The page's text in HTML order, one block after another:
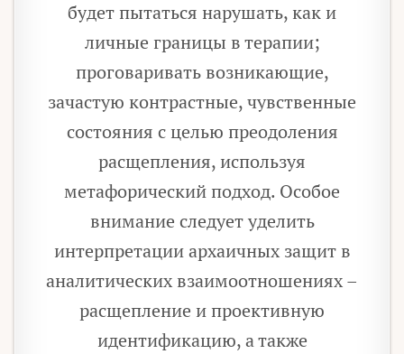
будет пытаться нарушать, как и
личные границы в терапии;
проговаривать возникающие,
зачастую контрастные, чувственные
состояния с целью преодоления
расщепления, используя
метафорический подход. Особое
внимание следует уделить
интерпретации архаичных защит в
аналитических взаимоотношениях –
расщепление и проективную
идентификацию, а также